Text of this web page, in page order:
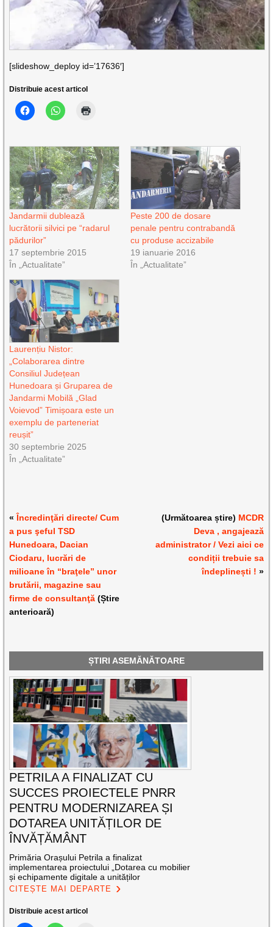
[slideshow_deploy id=’17636′]
Distribuie acest articol
Jandarmii dublează
lucrătorii silvici pe “radarul
pădurilor”
17 septembrie 2015
În „Actualitate”
Peste 200 de dosare
penale pentru contrabandă
cu produse accizabile
19 ianuarie 2016
În „Actualitate”
Laurențiu Nistor:
„Colaborarea dintre
Consiliul Județean
Hunedoara și Gruparea de
Jandarmi Mobilă „Glad
Voievod” Timișoara este un
exemplu de parteneriat
reușit”
30 septembrie 2025
În „Actualitate”
« Încredinţări directe/ Cum
a pus şeful TSD
Hunedoara, Dacian
Ciodaru, lucrări de
milioane în “braţele” unor
brutării, magazine sau
firme de consultanţă (Știre
anterioară)
(Următoarea știre) MCDR
Deva , angajează
administrator / Vezi aici ce
condiții trebuie sa
îndeplinești ! »
ȘTIRI ASEMĂNĂTOARE
PETRILA A FINALIZAT CU
SUCCES PROIECTELE PNRR
PENTRU MODERNIZAREA ȘI
DOTAREA UNITĂȚILOR DE
ÎNVĂȚĂMÂNT
Primăria Orașului Petrila a finalizat
implementarea proiectului „Dotarea cu mobilier
și echipamente digitale a unităților
CITEȘTE MAI DEPARTE
Distribuie acest articol